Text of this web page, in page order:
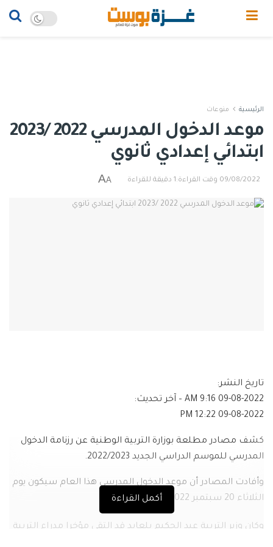
الرئيسية منوعات
موعد الدخول المدرسي 2022 /2023
ابتدائي إعدادي ثانوي
09/08/2022 وقت القراءة:1 دقيقة للقراءة A
A
تاريخ النشر:
09-08-2022 9:16 AM
– آخر تحديث:
09-08-2022 12:22 PM
كشف مصادر مطلعة بوزارة التربية الوطنية عن رزنامة الدخول
المدرسي للموسم الدراسي الجديد 2022/2023.
وأفادت المصادر أن موعد الدخول المدرسي هذا العام سيكون يوم
الثلاثاء 20 سبتمبر 2022 بالنسبة للتلاميذ.
وكان وزير التربية عبد الحكيم بلعابد قد إلتقى مؤخرا مدراء التربية
أكمل القراءة